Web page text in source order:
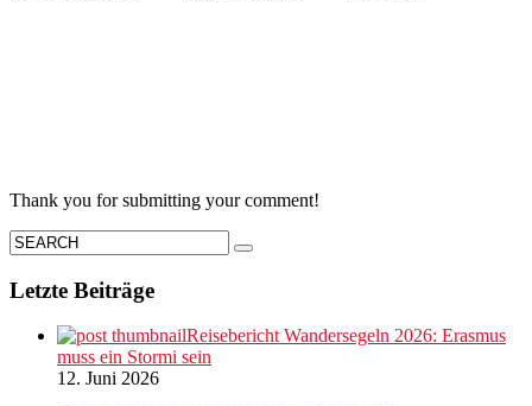
Thank you for submitting your comment!
Letzte Beiträge
Reisebericht Wandersegeln 2026: Erasmus
muss ein Stormi sein
12. Juni 2026